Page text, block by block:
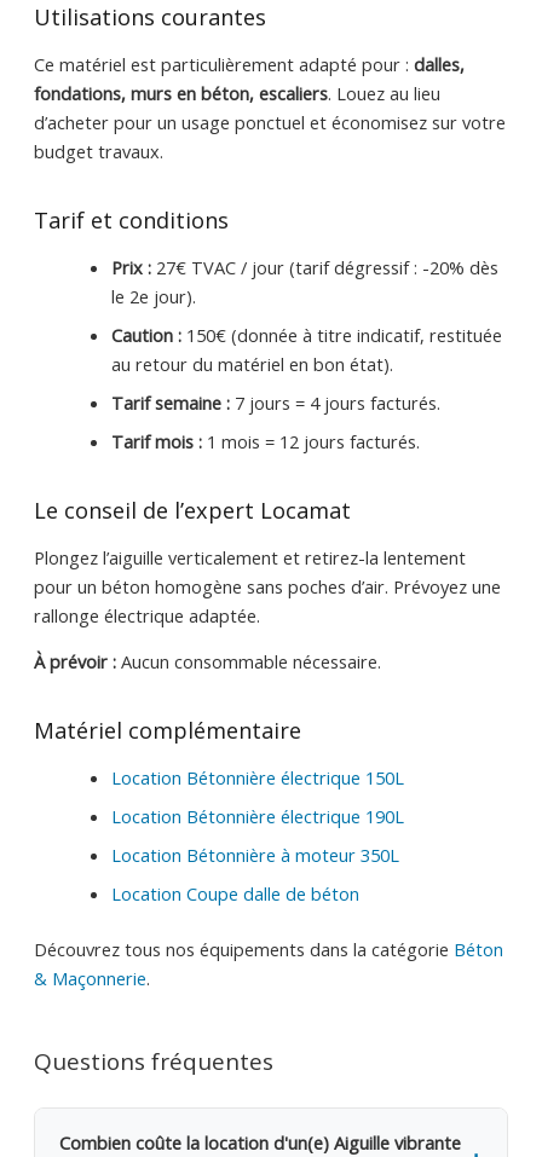
Utilisations courantes
Ce matériel est particulièrement adapté pour : dalles,
fondations, murs en béton, escaliers. Louez au lieu
d’acheter pour un usage ponctuel et économisez sur votre
budget travaux.
Tarif et conditions
Prix :27€ TVAC / jour (tarif dégressif : -20% dès
le 2e jour).
Caution :150€ (donnée à titre indicatif, restituée
au retour du matériel en bon état).
Tarif semaine :7 jours = 4 jours facturés.
Tarif mois :1 mois = 12 jours facturés.
Le conseil de l’expert Locamat
Plongez l’aiguille verticalement et retirez-la lentement
pour un béton homogène sans poches d’air. Prévoyez une
rallonge électrique adaptée.
À prévoir :Aucun consommable nécessaire.
Matériel complémentaire
Location Bétonnière électrique 150L
Location Bétonnière électrique 190L
Location Bétonnière à moteur 350L
Location Coupe dalle de béton
Découvrez tous nos équipements dans la catégorie Béton
& Maçonnerie.
Questions fréquentes
Combien coûte la location d'un(e) Aiguille vibrante